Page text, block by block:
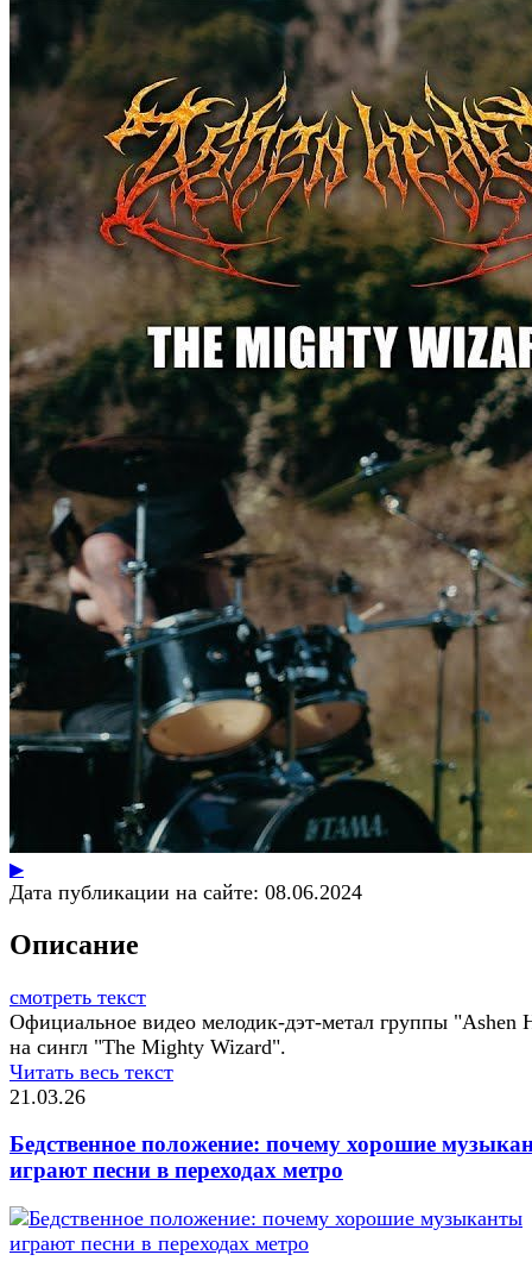
▶
Дата публикации на сайте: 08.06.2024
Описание
смотреть текст
Официальное видео мелодик-дэт-метал группы "Ashen
на сингл "The Mighty Wizard".
Читать весь текст
21.03.26
Бедственное положение: почему хорошие
играют песни в переходах метро